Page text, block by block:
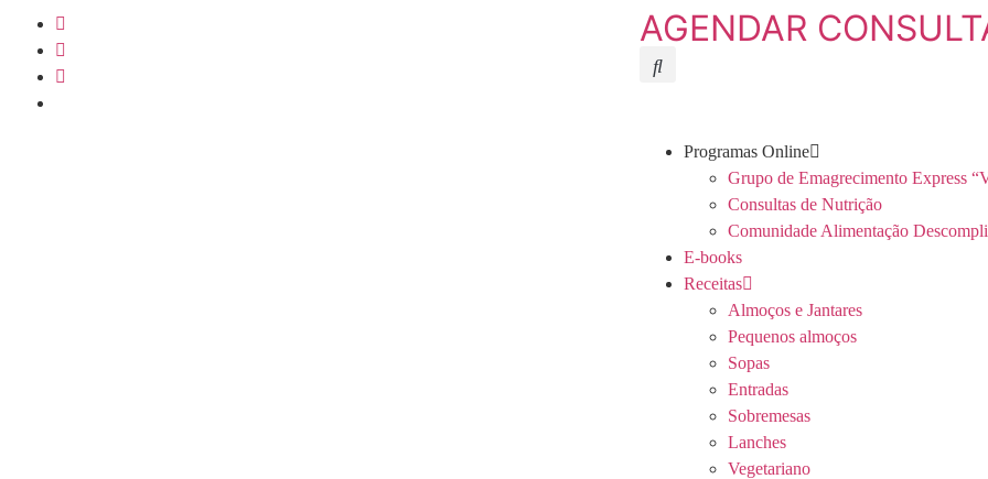
AGENDAR
Programas Online
Grupo de Emagrecimento Express
Consultas de Nutrição
Comunidade Alimentação
E-books
Receitas
Almoços e Jantares
Pequenos almoços
Sopas
Entradas
Sobremesas
Lanches
Vegetariano